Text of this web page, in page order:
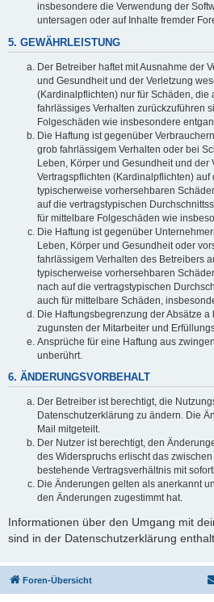
insbesondere die Verwendung der
untersagen oder auf Inhalte fremder
5. GEWÄHRLEISTUNG
Der Betreiber haftet mit Ausnahme der
und Gesundheit und der Verletzung
(Kardinalpflichten) nur für Schäden, die
fahrlässiges Verhalten zurückzuführen
Folgeschäden wie insbesondere
Die Haftung ist gegenüber
grob fahrlässigem Verhalten oder bei
Leben, Körper und Gesundheit und der
Vertragspflichten (Kardinalpflichten) auf
typischerweise vorhersehbaren
auf die vertragstypischen
für mittelbare Folgeschäden wie
Die Haftung ist gegenüber
Leben, Körper und Gesundheit oder
fahrlässigem Verhalten des Betreibers
typischerweise vorhersehbaren
nach auf die vertragstypischen
auch für mittelbare Schäden,
Die Haftungsbegrenzung der Absätze
zugunsten der Mitarbeiter und
Ansprüche für eine Haftung aus
unberührt.
6. ÄNDERUNGSVORBEHALT
Der Betreiber ist berechtigt, die
Datenschutzerklärung zu ändern. Die
Mail mitgeteilt.
Der Nutzer ist berechtigt, den
des Widerspruchs erlischt das
bestehende Vertragsverhältnis mit
Die Änderungen gelten als anerkannt
den Änderungen zugestimmt hat.
Informationen über den Umgang mit
sind in der Datenschutzerklärung
Foren-Übersicht